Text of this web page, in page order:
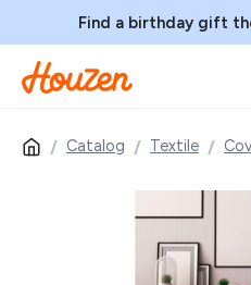
Find a birthday gift
Catalog Textile